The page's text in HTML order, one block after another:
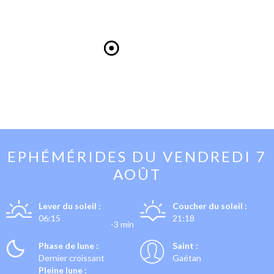
EPHÉMÉRIDES DU VENDREDI 7
AOÛT
Lever du soleil :
06:15
-3 min
Coucher du soleil :
21:18
Phase de lune :
Dernier croissant
Pleine lune :
Saint :
Gaétan